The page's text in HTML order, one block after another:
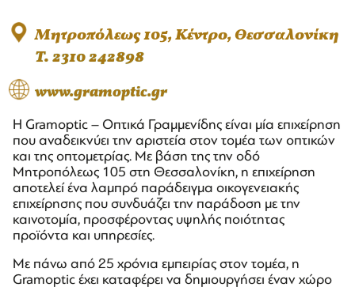
Μητροπόλεως 105, Κέντρο, Θεσσαλονίκη
T. 2310 242898
www.gramoptic.gr
Η Gramoptic – Οπτικά Γραμμενίδης είναι μία επιχείρηση
που αναδεικνύει την αριστεία στον τομέα των οπτικών
και της οπτομετρίας. Με βάση της την οδό
Μητροπόλεως 105 στη Θεσσαλονίκη, η επιχείρηση
αποτελεί ένα λαμπρό παράδειγμα οικογενειακής
επιχείρησης που συνδυάζει την παράδοση με την
καινοτομία, προσφέροντας υψηλής ποιότητας
προϊόντα και υπηρεσίες.
Με πάνω από 25 χρόνια εμπειρίας στον τομέα, η
Gramoptic έχει καταφέρει να δημιουργήσει έναν χώρο